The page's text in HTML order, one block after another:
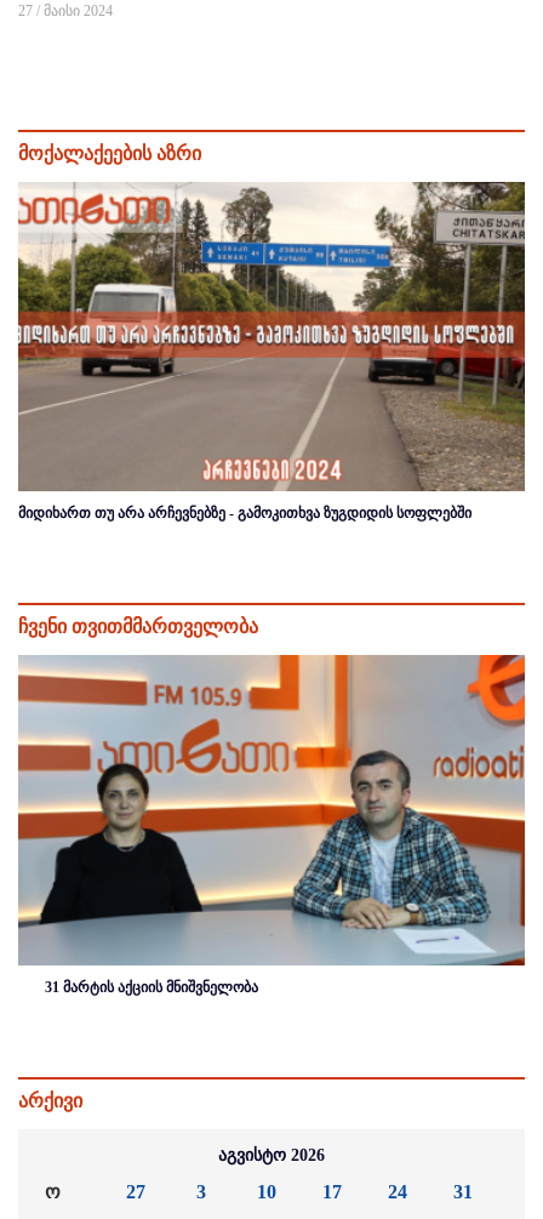
27 / მაისი 2024
მოქალაქეების აზრი
მიდიხართ თუ არა არჩევნებზე - გამოკითხვა ზუგდიდის სოფლებში
ჩვენი თვითმმართველობა
31 მარტის აქციის მნიშვნელობა
არქივი
აგვისტო 2026
ო 27 3 10 17 24 31